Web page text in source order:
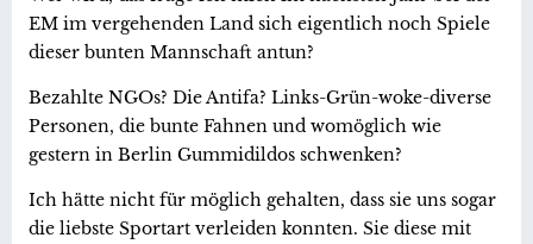
EM im vergehenden Land sich eigentlich noch Spiele
dieser bunten Mannschaft antun?
Bezahlte NGOs? Die Antifa? Links-Grün-woke-diverse
Personen, die bunte Fahnen und womöglich wie
gestern in Berlin Gummidildos schwenken?
Ich hätte nicht für möglich gehalten, dass sie uns sogar
die liebste Sportart verleiden konnten. Sie diese mit